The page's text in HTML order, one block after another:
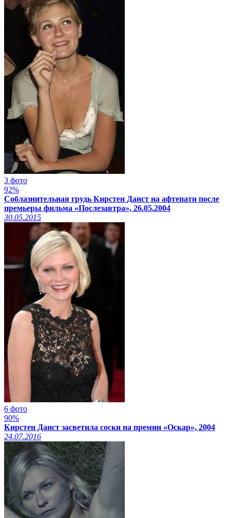
3 фото
92%
Соблазнительная грудь Кирстен Данст на афтепати после
премьеры фильма «Послезавтра», 26.05.2004
30.05.2015
6 фото
90%
Кирстен Данст засветила соски на премии «Оскар», 2004
24.07.2016